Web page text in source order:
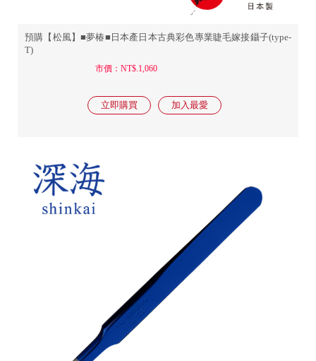
預購【松風】■夢椿■日本產日本古典彩色專業睫毛嫁接鑷子(type-
T)
市價：NT$.1,060